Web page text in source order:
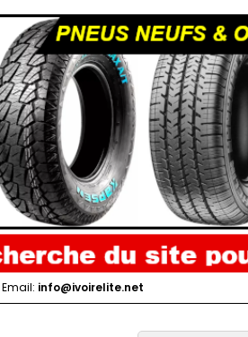
Email: info@ivoirelite.net